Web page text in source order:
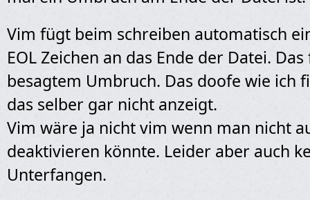
Vim fügt beim schreiben automatisch
EOL Zeichen an das Ende der Datei.
besagtem Umbruch. Das doofe wie ich
das selber gar nicht anzeigt.
Vim wäre ja nicht vim wenn man nicht
deaktivieren könnte. Leider aber auch
Unterfangen.